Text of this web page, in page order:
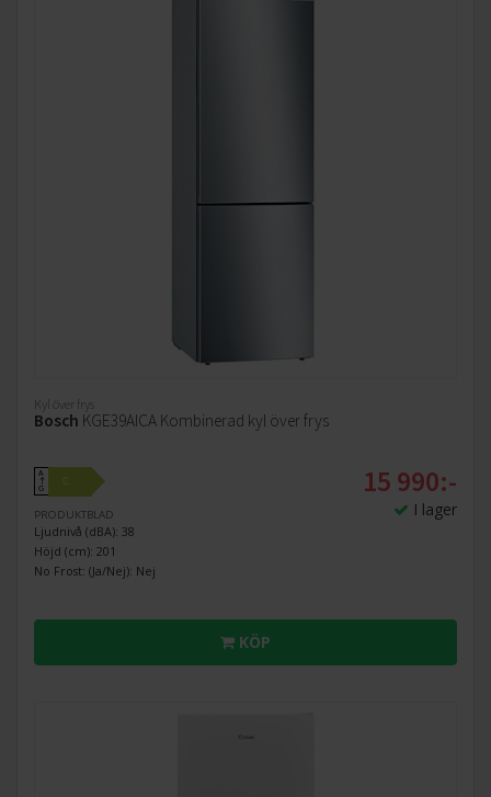
Kyl över frys
Bosch KGE39AICA Kombinerad kyl över frys
A
↑
G
C
PRODUKTBLAD
Ljudnivå (dBA): 38
Höjd (cm): 201
No Frost: (Ja/Nej): Nej
15 990:-
I lager
KÖP